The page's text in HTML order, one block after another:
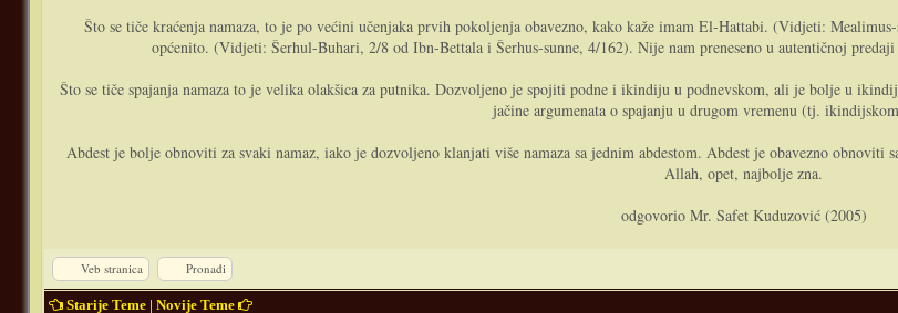
Što se tiče kraćenja namaza, to je po većini učenjaka prvih pokoljenja obavezno, kako kaže imam El-Hattabi. (Vidjeti:
općenito. (Vidjeti: Šerhul-Buhari, 2/8 od Ibn-Bettala i Šerhus-sunne, 4/162). Nije nam preneseno u autentičnoj
Što se tiče spajanja namaza to je velika olakšica za putnika. Dozvoljeno je spojiti podne i ikindiju u podnevskom, ali je bolje u
jačine argumenata o spajanju u drugom vremenu (tj.
Abdest je bolje obnoviti za svaki namaz, iako je dozvoljeno klanjati više namaza sa jednim abdestom. Abdest je obavezno obnoviti
Allah, opet, najbolje zna.
odgovorio Mr. Safet Kuduzović (2005)
Veb stranica Pronađi
Starije Teme| Novije Teme